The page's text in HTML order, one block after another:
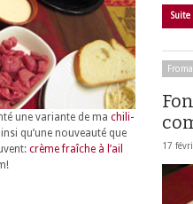
Suite
une variante de ma chili-
qu’une nouveauté que
crème fraîche à l’ail
17